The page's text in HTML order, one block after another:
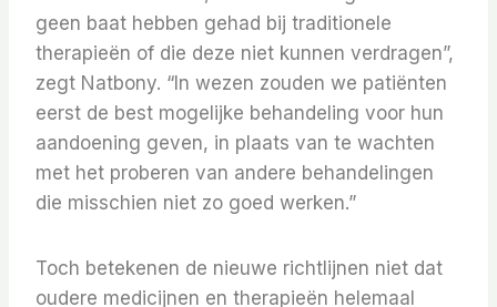
geen baat hebben gehad bij traditionele
therapieën of die deze niet kunnen verdragen”,
zegt Natbony. “In wezen zouden we patiënten
eerst de best mogelijke behandeling voor hun
aandoening geven, in plaats van te wachten
met het proberen van andere behandelingen
die misschien niet zo goed werken.”
Toch betekenen de nieuwe richtlijnen niet dat
oudere medicijnen en therapieën helemaal